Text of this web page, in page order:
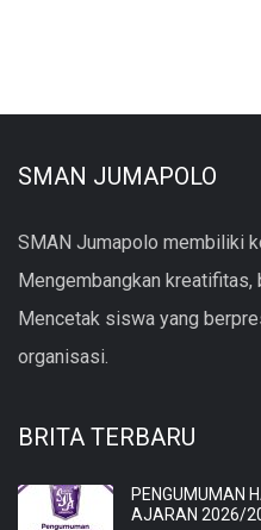
SMAN JUMAPOLO
SMAN Jumapolo membiliki
Mengembangkan
Mencetak siswa yang
organisasi.
BRITA TERBARU
PENGUMUMAN
AJARAN 2026/